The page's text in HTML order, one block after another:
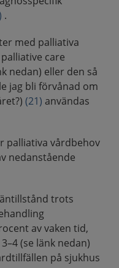
.
med palliativa
care
nedan) eller den så
jag bli förvånad om
(21) användas
palliativa vårdbehov
nedanstående
trots
av vaken tid,
(se länk nedan)
på sjukhus